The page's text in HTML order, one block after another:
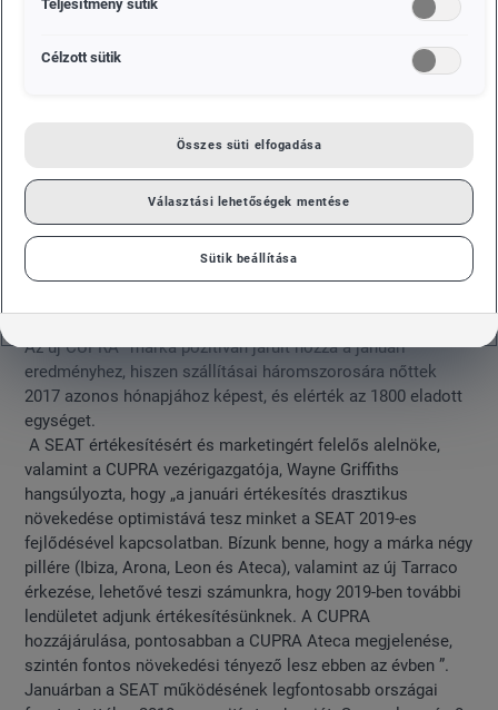
Az új CUPRA* márka pozitívan járult hozzá a januári
eredményhez, hiszen szállításai háromszorosára nőttek
2017 azonos hónapjához képest, és elérték az 1800 eladott
egységet.
A SEAT értékesítésért és marketingért felelős alelnöke,
valamint a CUPRA vezérigazgatója, Wayne Griffiths
hangsúlyozta, hogy „a januári értékesítés drasztikus
növekedése optimistává tesz minket a SEAT 2019-es
fejlődésével kapcsolatban. Bízunk benne, hogy a márka négy
pillére (Ibiza, Arona, Leon és Ateca), valamint az új Tarraco
érkezése, lehetővé teszi számunkra, hogy 2019-ben további
lendületet adjunk értékesítésünknek. A CUPRA
hozzájárulása, pontosabban a CUPRA Ateca megjelenése,
szintén fontos növekedési tényező lesz ebben az évben ”.
Januárban a SEAT működésének legfontosabb országai
Teljesítmény sütik
Célzott sütik
Összes süti elfogadása
Választási lehetőségek mentése
Sütik beállítása